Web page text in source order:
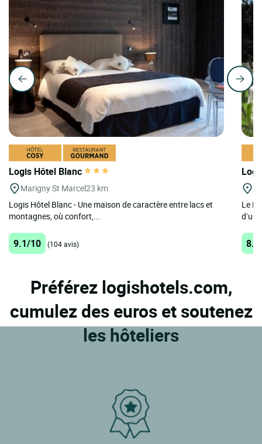
Logis Hôtel Blanc
Marigny St Marcel23 km
Logis Hôtel Blanc - Une maison de caractère entre lacs et
montagnes, où confort,...
9.1/10 (104 avis)
Le
d’un
Préférez logishotels.com,
cumulez des euros et soutenez
les hôteliers